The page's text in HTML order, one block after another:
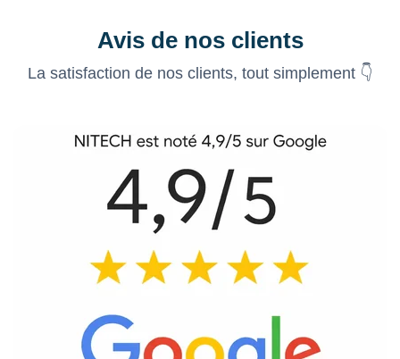
Avis de nos clients
La satisfaction de nos clients, tout simplement 👇